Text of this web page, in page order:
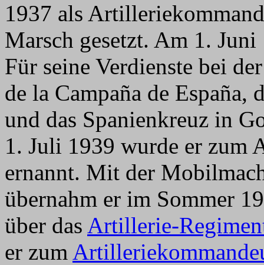
1937 als
Marsch gesetzt. Am 1.
Für seine Verdienste bei
de la Campaña de España,
und das Spanienkreuz in
1. Juli 1939 wurde er zum
ernannt. Mit der
übernahm er im Sommer
über das Artillerie-
er zum